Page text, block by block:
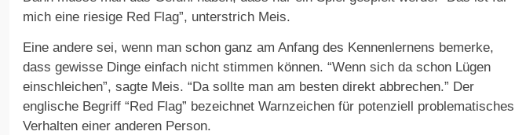
mich eine riesige Red Flag”, unterstrich Meis.
Eine andere sei, wenn man schon ganz am Anfang des Kennenlernens bemerke,
dass gewisse Dinge einfach nicht stimmen können. “Wenn sich da schon Lügen
einschleichen”, sagte Meis. “Da sollte man am besten direkt abbrechen.” Der
englische Begriff “Red Flag” bezeichnet Warnzeichen für potenziell problematisches
Verhalten einer anderen Person.